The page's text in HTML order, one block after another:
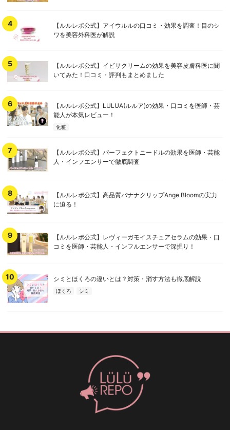
【ルルレポ公式】アイウルルの口コミ・効果を調査！目のシ
ワを美容外科医が解説
【ルルレポ公式】イビサクリームの効果を美容皮膚科医に聞
いてみた！口コミ・評判もまとめました
【ルルレポ公式】LULUA(ルルア)の効果・口コミを医師・芸
能人が本気レビュー！
化粧
【ルルレポ公式】パーフェクトニードルの効果を医師・芸能
人・インフエンサーで徹底調査
【ルルレポ公式】高品質バナナクリップAnge Bloomの実力
に迫る！
【ルルレポ公式】レヴィーガモイスチュアセラムの効果・口
コミを医師・芸能人・インフルエンサーで深掘り！
シミとほくろの違いとは？対策・消す方法も徹底解説
ほくろ シミ